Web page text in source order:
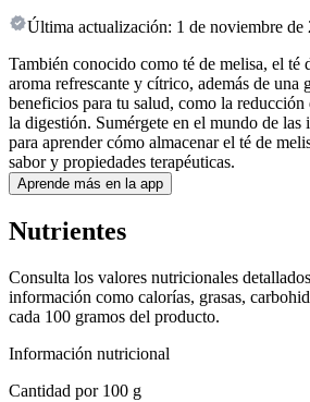
Última actualización: 1 de noviembre de
También conocido como té de melisa, el té
aroma refrescante y cítrico, además de una
beneficios para tu salud, como la reducción
la digestión. Sumérgete en el mundo de las
para aprender cómo almacenar el té de
sabor y propiedades terapéuticas.
Aprende más en la app
Nutrientes
Consulta los valores nutricionales
información como calorías, grasas,
cada 100 gramos del producto.
Información nutricional
Cantidad por100 g